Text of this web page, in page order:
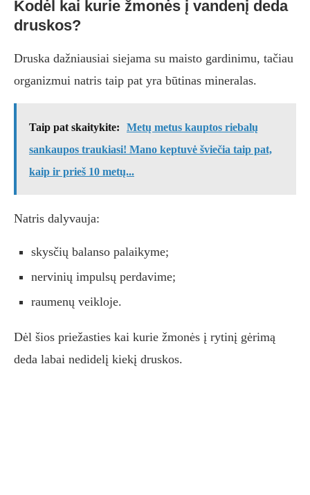
Kodėl kai kurie žmonės į vandenį deda
druskos?
Druska dažniausiai siejama su maisto gardinimu, tačiau
organizmui natris taip pat yra būtinas mineralas.
Taip pat skaitykite:
Metų metus kauptos riebalų
sankaupos traukiasi! Mano keptuvė šviečia taip pat,
kaip ir prieš 10 metų...
Natris dalyvauja:
skysčių balanso palaikyme;
nervinių impulsų perdavime;
raumenų veikloje.
Dėl šios priežasties kai kurie žmonės į rytinį gėrimą
deda labai nedidelį kiekį druskos.